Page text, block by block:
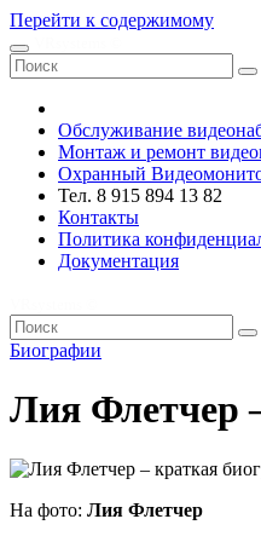
Перейти к содержимому
Обслуживание
Монтаж и ремонт
Охранный
Тел. 8 915 894 13 82
Контакты
Политика
Документация
Биографии
Лия Флетчер
На фото: Лия Флетчер